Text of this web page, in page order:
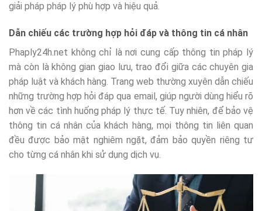
giải pháp pháp lý phù hợp và hiệu quả.
Dẫn chiếu các trường hợp hỏi đáp và thông tin cá nhân
Phaply24h.net không chỉ là nơi cung cấp thông tin pháp lý
mà còn là không gian giao lưu, trao đổi giữa các chuyên gia
pháp luật và khách hàng. Trang web thường xuyên dẫn chiếu
những trường hợp hỏi đáp qua email, giúp người dùng hiểu rõ
hơn về các tình huống pháp lý thực tế. Tuy nhiên, để bảo vệ
thông tin cá nhân của khách hàng, mọi thông tin liên quan
đều được bảo mật nghiêm ngặt, đảm bảo quyền riêng tư
cho từng cá nhân khi sử dụng dịch vụ.